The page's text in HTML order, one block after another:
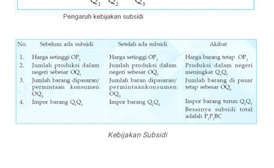
Kebijakan Subsidi